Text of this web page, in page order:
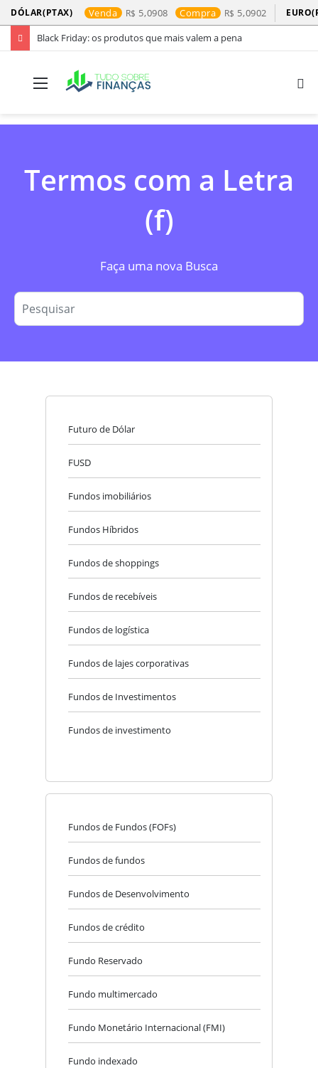
DÓLAR(PTAX) Venda 5,0908 Compra 5,0902
Black Friday: os produtos que mais valem a pena
Menu
Termos com a Letra
(f)
Faça uma nova Busca
Futuro de Dólar
FUSD
Fundos imobiliários
Fundos Híbridos
Fundos de shoppings
Fundos de recebíveis
Fundos de logística
Fundos de lajes corporativas
Fundos de Investimentos
Fundos de investimento
Fundos de Fundos (FOFs)
Fundos de fundos
Fundos de Desenvolvimento
Fundos de crédito
Fundo Reservado
Fundo multimercado
Fundo Monetário Internacional (FMI)
Fundo indexado